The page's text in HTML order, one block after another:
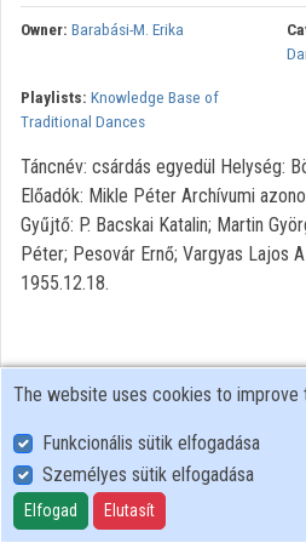
Contributors
Owner: Barabási-M. Erika
Playlists: Knowledge Base of
Traditional Dances
Táncnév: csárdás egyedül Helység:
Előadók: Mikle Péter Archívumi
Gyűjtő: P. Bacskai Katalin; Martin
Péter; Pesovár Ernő; Vargyas Lajos
1955.12.18.
User Policy
Adatkezelési tájékoztató (en)
Cookie Policy
The website uses cookies to improve
Funkcionális sütik elfogadása
Személyes sütik elfogadása
Elfogad Elutasít